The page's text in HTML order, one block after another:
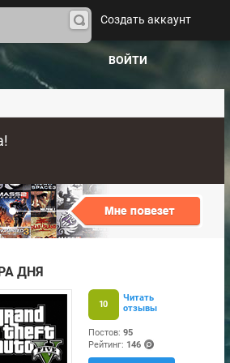
На
йти
Создать аккаунт
ВОЙТИ
ДНЯ
10
+
Читать
отзывы
Постов: 95
Рейтинг: 146
(po